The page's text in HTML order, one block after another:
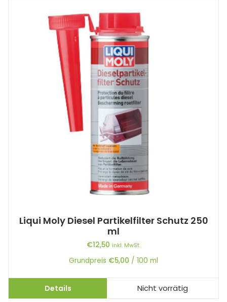
Liqui Moly Diesel Partikelfilter Schutz 250
ml
€12,50 inkl. MwSt.
Grundpreis €5,00 / 100 ml
Details Nicht vorrätig